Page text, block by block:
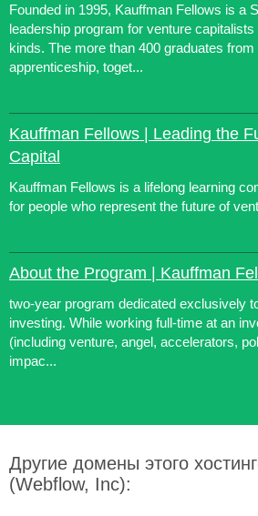
Founded in 1995, Kauffman Fellows is a
leadership program for venture
kinds. The more than 400 graduates
apprenticeship, toget...
Kauffman Fellows | Leading the
Capital
Kauffman Fellows is a lifelong learning
for people who represent the future of
About the Program | Kauffman
two-year program dedicated exclusively
investing. While working full-time at an
(including venture, angel, accelerators,
impac...
Другие домены этого
(Webflow, Inc):